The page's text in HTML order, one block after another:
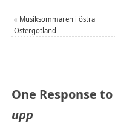
« Musiksommaren i östra
Östergötland
One Response to
upp